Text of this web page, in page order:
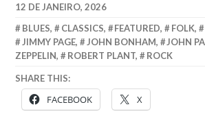
12 DE JANEIRO, 2026
BLUES, CLASSICS, FEATURED, FOLK,
JIMMY PAGE, JOHN BONHAM, JOHN
ZEPPELIN, ROBERT PLANT, ROCK
SHARE THIS:
FACEBOOK X